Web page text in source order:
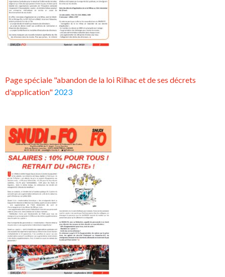
Page spéciale "abandon de la loi Rilhac et de ses décrets
d'application" 2023